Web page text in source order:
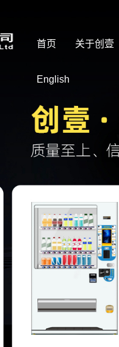
首页 关于创壹
English